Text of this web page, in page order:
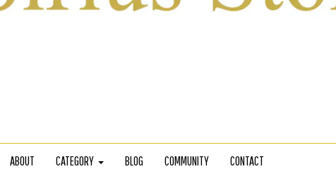
ABOUT CATEGORY BLOG COMMUNITY CONTACT